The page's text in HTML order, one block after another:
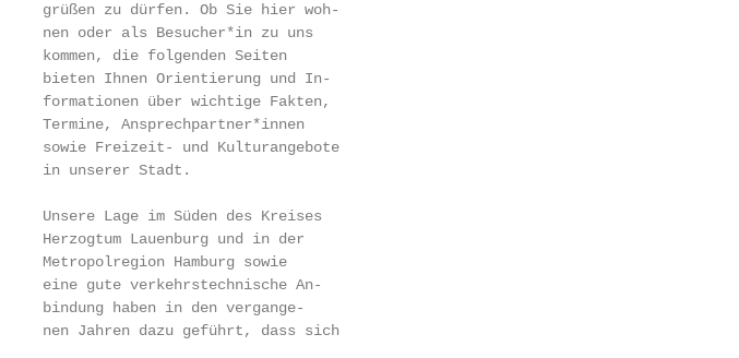
grüßen zu dürfen. Ob Sie hier woh-
nen oder als Besucher*in zu uns
kommen, die folgenden Seiten
bieten Ihnen Orientierung und In-
formationen über wichtige Fakten,
Termine, Ansprechpartner*innen
sowie Freizeit- und Kulturangebote                                               zu
in unserer Stadt.
Unsere Lage im Süden des Kreises
Herzogtum Lauenburg und in der
Metropolregion Hamburg sowie                                                     den
eine gute verkehrstechnische An-
bindung haben in den vergange-
nen Jahren dazu geführt, dass sich